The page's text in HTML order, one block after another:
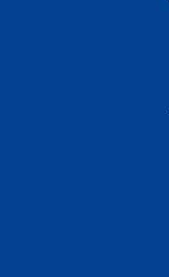
Ben Deniz Değilim